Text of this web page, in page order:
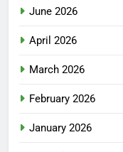
June 2026
April 2026
March 2026
February 2026
January 2026